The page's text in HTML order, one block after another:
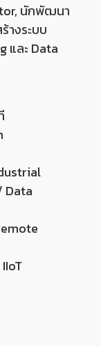
นักพัฒนา
างระบบ
และ Data
Data